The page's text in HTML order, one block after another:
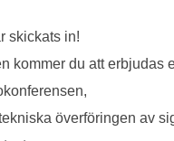
skickats in!
kommer du att erbjudas
överföringen av